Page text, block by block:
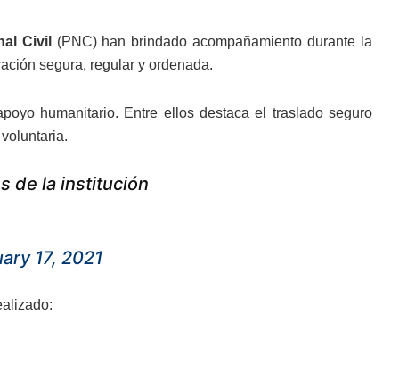
Civil
(PNC) han brindado acompañamiento durante la
segura, regular y ordenada.
humanitario. Entre ellos destaca el traslado seguro
de la institución
17, 2021